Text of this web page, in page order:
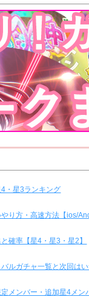
・星3ランキング
り方・高速方法【ios/
確率【星4・星3・星2】
バルガチャ一覧と次回は
メンバー・追加星4メン